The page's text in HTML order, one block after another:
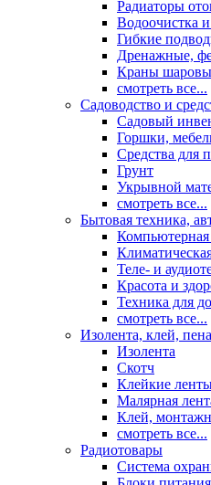
Радиаторы
Водоочистка
Гибкие
Дренажные,
Краны
смотреть все...
Садоводство и
Садовый
Горшки,
Средства для
Грунт
Укрывной
смотреть все...
Бытовая техника,
Компьютерная
Теле- и
Красота и
Техника для
смотреть все...
Изолента, клей,
Изолента
Скотч
Клейкие
Малярная
Клей,
смотреть все...
Радиотовары
Система